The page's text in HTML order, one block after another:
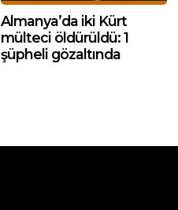
Almanya’da iki Kürt
mülteci öldürüldü: 1
şüpheli gözaltında